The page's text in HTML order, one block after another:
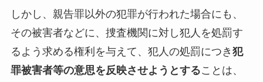
しかし、親告罪以外の犯罪が行われた場合にも、
その被害者などに、捜査機関に対し犯人を処罰す
るよう求める権利を与えて、犯人の処罰につき 犯
罪被害者等の意思を反映させようとすることは、